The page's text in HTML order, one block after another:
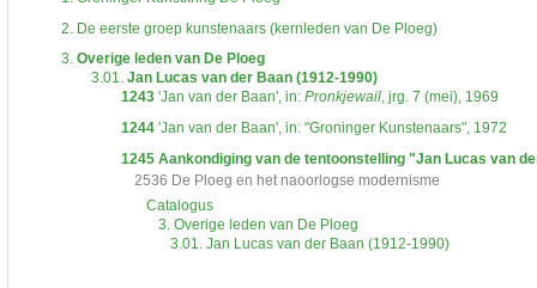
2.De eerste groep kunstenaars (kernleden van De Ploeg)
3. Overige leden van De Ploeg
3.01. Jan Lucas van der Baan (1912-1990)
1243'Jan van der Baan', in: Pronkjewail, jrg. 7 (mei), 1969
1244'Jan van der Baan', in: "Groninger Kunstenaars", 1972
1245 Aankondiging van de tentoonstelling "Jan Lucas van
2536 De Ploeg en het naoorlogse modernisme
Catalogus
3. Overige leden van De Ploeg
3.01. Jan Lucas van der Baan (1912-1990)